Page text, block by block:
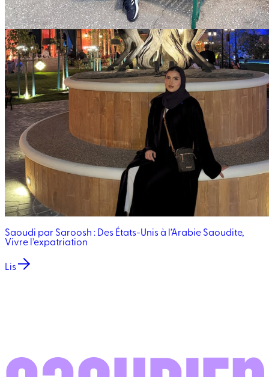
Saoudi par Saroosh : Des États-Unis à l’Arabie Saoudite,
Vivre l’expatriation
Lis